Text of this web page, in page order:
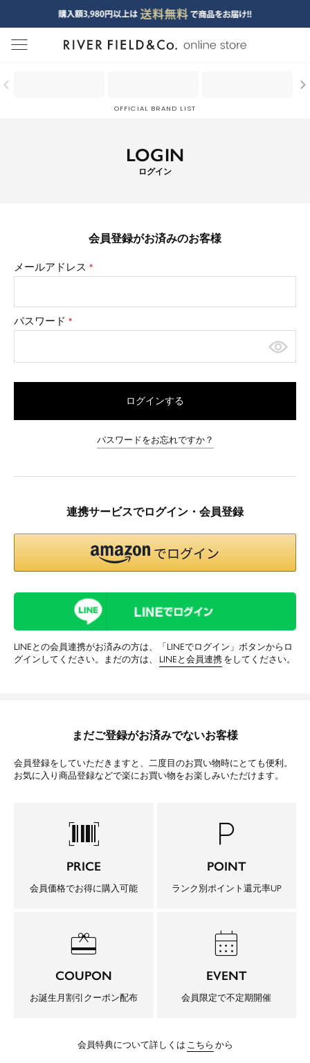
menu
OFFICIAL BRAND LIST
LOGIN
ログイン
会員登録がお済みのお客様
メールアドレス
(必
パスワード
(必
ログインする
パスワードをお忘れですか？
連携サービスでログイン・会員登録
LINEとの会員連携がお済みの方は、「LINEでログイン」ボタンからロ
グインしてください。まだの方は、
LINEと会員連携 をしてください。
まだご登録がお済みでないお客様
会員登録をしていただきますと、二度目のお買い物時にとても便利。
お気に入り商品登録などで楽にお買い物をお楽しみいただけます。
barcode_scanner
PRICE
会員価格でお得に購入可能
local_parking
POINT
ランク別ポイント還元率UP
redeem
COUPON
お誕生月割引クーポン配布
calendar_month
EVENT
会員限定で不定期開催
会員特典について詳しくは こちら から